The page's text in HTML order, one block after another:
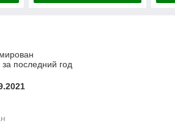
последний год